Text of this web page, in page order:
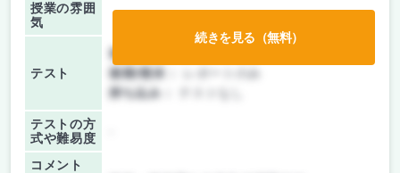
授業の雰囲
気
テスト
前期/中間：
後期/期末：
持ち込み：
テストの方
式や難易度
コメント
続きを見る（無料）